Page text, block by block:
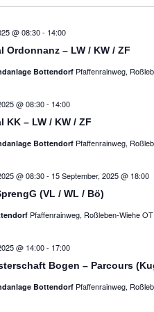
Ordonnanz – LW / KW / ZF
@ 08:30- 14:00
Bottendorf Pfaffenrainweg,
KK – LW / KW / ZF
@ 08:30- 14:00
Bottendorf Pfaffenrainweg,
(VL / WL / Bö)
@ 08:30- 15 September, 2025 @ 18:00
Pfaffenrainweg, Roßleben-Wiehe
Bogen – Parcours
@ 14:00- 17:00
Bottendorf Pfaffenrainweg,